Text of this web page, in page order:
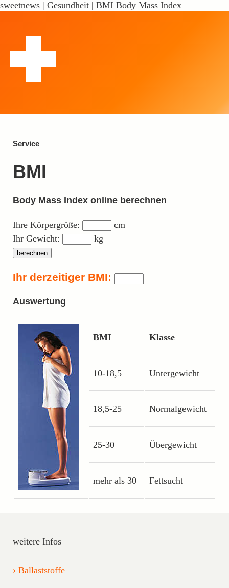
sweetnews | Gesundheit | BMI Body Mass Index
Service
BMI
Body Mass Index online berechnen
Ihre Körpergröße:
cm
Ihr Gewicht:
kg
Ihr derzeitiger BMI:
Auswertung
BMI Klasse
10-18,5 Untergewicht
18,5-25 Normalgewicht
25-30 Übergewicht
mehr als 30 Fettsucht
weitere Infos
Ballaststoffe